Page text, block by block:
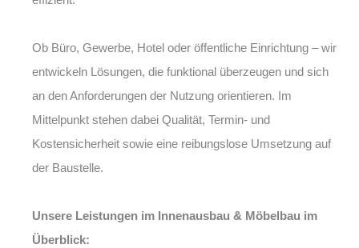
Ob Büro, Gewerbe, Hotel oder öffentliche Einrichtung – wir
entwickeln Lösungen, die funktional überzeugen und sich
an den Anforderungen der Nutzung orientieren. Im
Mittelpunkt stehen dabei Qualität, Termin- und
Kostensicherheit sowie eine reibungslose Umsetzung auf
der Baustelle.
Unsere Leistungen im Innenausbau & Möbelbau im
Überblick: